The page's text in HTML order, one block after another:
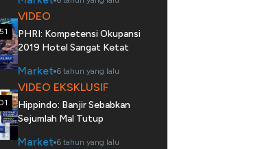
VIDEO
PHRI: Kompetensi Okupansi
2019 Hotel Sangat Ketat
Market 6 tahun yang lalu
VIDEO EKSKLUSIF
Hippindo: Banjir Sebabkan
Sejumlah Mal Tutup
Market 6 tahun yang lalu